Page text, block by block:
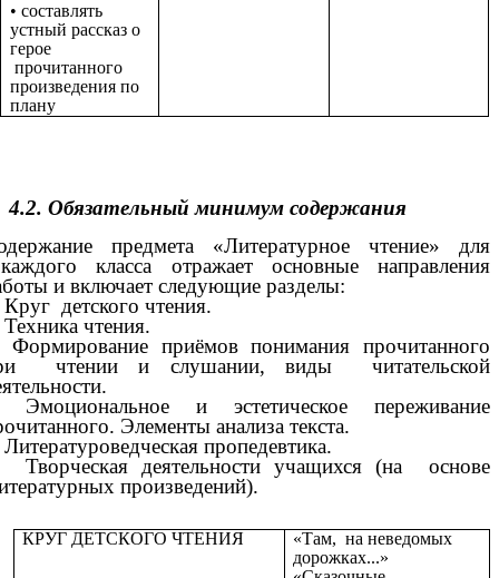
• составлять
устный рассказ о
герое
прочитанного
произведения по
плану
4.2. Обязательный минимум содержания
предмета «Литературное чтение» для
класса отражает основные направления
и включает следующие разделы:
детского чтения.
чтения.
Формирование приёмов понимания прочитанного
чтении и слушании, виды читательской
Эмоциональное и эстетическое переживание
Элементы анализа текста.
пропедевтика.
Творческая деятельности учащихся (на основе
произведений).
КРУГ ДЕТСКОГО ЧТЕНИЯ
«Там, на неведомых
дорожках...»